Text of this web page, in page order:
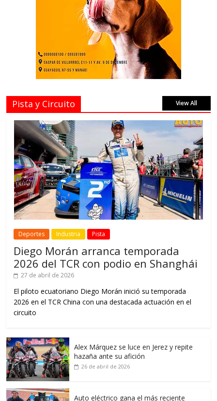
Pista y Circuito View All
Deportes Industria Pista
Diego Morán arranca temporada
2026 del TCR con podio en Shanghái
27 de abril de 2026
El piloto ecuatoriano Diego Morán inició su temporada
2026 en el TCR China con una destacada actuación en el
circuito
Alex Márquez se luce en Jerez y repite
hazaña ante su afición
26 de abril de 2026
Auto eléctrico gana el más reciente